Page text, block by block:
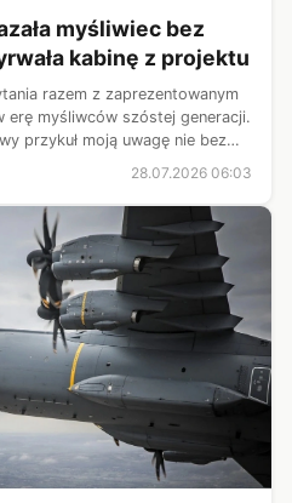
myśliwiec bez
kabinę z projektu
razem z zaprezentowanym
erę myśliwców szóstej generacji.
przykuł moją uwagę nie bez
ceny myśliwca, a pilot
28.07.2026 06:03